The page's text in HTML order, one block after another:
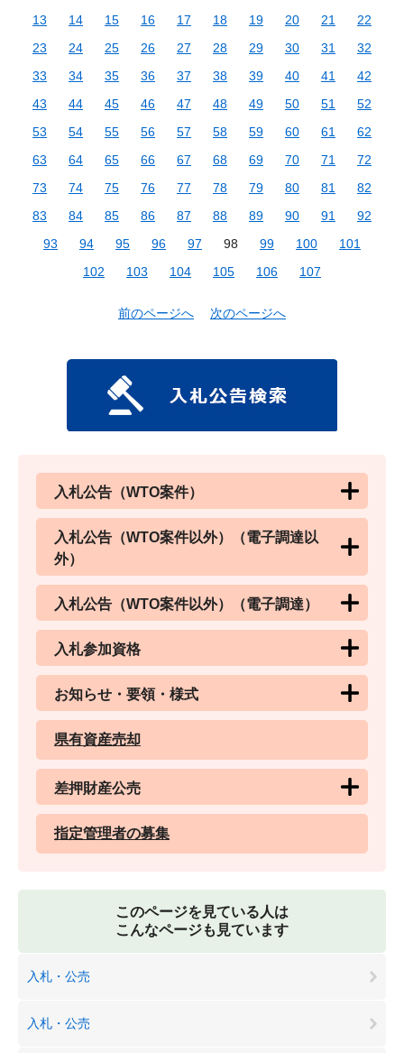
13
14 15 16 17 18 19 20 21
22
23
24 25 26 27 28 29 30 31
32
33
34 35 36 37 38 39 40 41
42
43
44 45 46 47 48 49 50 51
52
53
54 55 56 57 58 59 60 61
62
63
64 65 66 67 68 69 70 71
72
73
74 75 76 77 78 79 80 81
82
83
84 85 86 87 88 89 90 91
92
93
94 95 96 97 98 99 100
101
102
103 104 105 106 107
前のページへ 次のページへ
入札公告（WTO案件）
入札公告（WTO案件以外）（電子調達以
外）
入札公告（WTO案件以外）（電子調達）
入札参加資格
お知らせ・要領・様式
県有資産売却
差押財産公売
指定管理者の募集
このページを見ている人は
こんなページも見ています
入札・公売
入札・公売